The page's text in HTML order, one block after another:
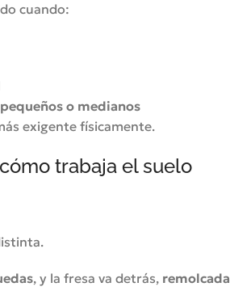
cuando:
o medianos
exigente físicamente.
trabaja el suelo
, y la fresa va detrás, remolcada